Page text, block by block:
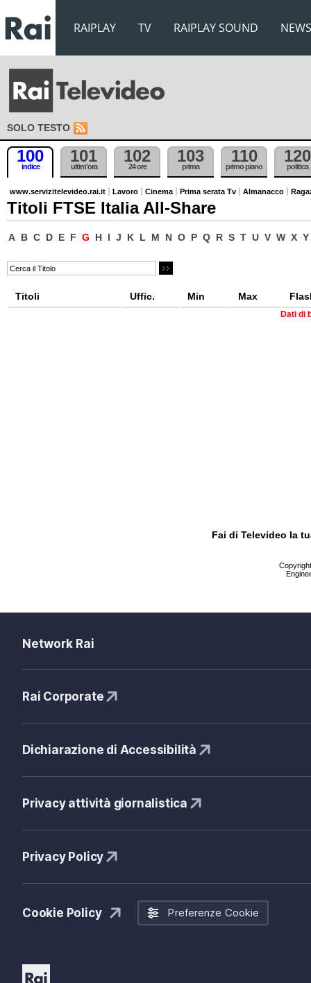
RAIPLAY TV RAIPLAY SOUND NEWS
SOLO TESTO
100
indice
101
ultim'ora
102
24 ore
103
prima
110
primo piano
120
politica
www.servizitelevideo.rai.it Lavoro Cinema Prima serata Tv Almanacco
Titoli FTSE Italia All-Share
A B C D E F G H I J K L M N O P Q R S T U V W X Y
Titoli Uffic. Min Max
Dati di
Fai di Televideo la